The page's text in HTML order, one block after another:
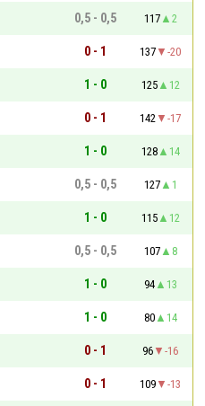
0,5 - 0,5 117
2
0 - 1 137
-20
1 - 0 125
12
0 - 1 142
-17
1 - 0 128
14
0,5 - 0,5 127
1
1 - 0 115
12
0,5 - 0,5 107
8
1 - 0 94
13
1 - 0 80
14
0 - 1 96
-16
0 - 1 109
-13